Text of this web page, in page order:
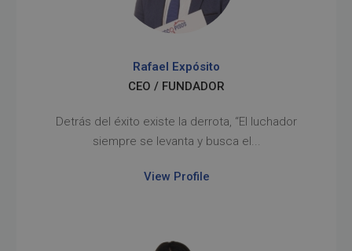
Rafael Expósito
CEO / FUNDADOR
Detrás del éxito existe la derrota, “El luchador
siempre se levanta y busca el...
View Profile